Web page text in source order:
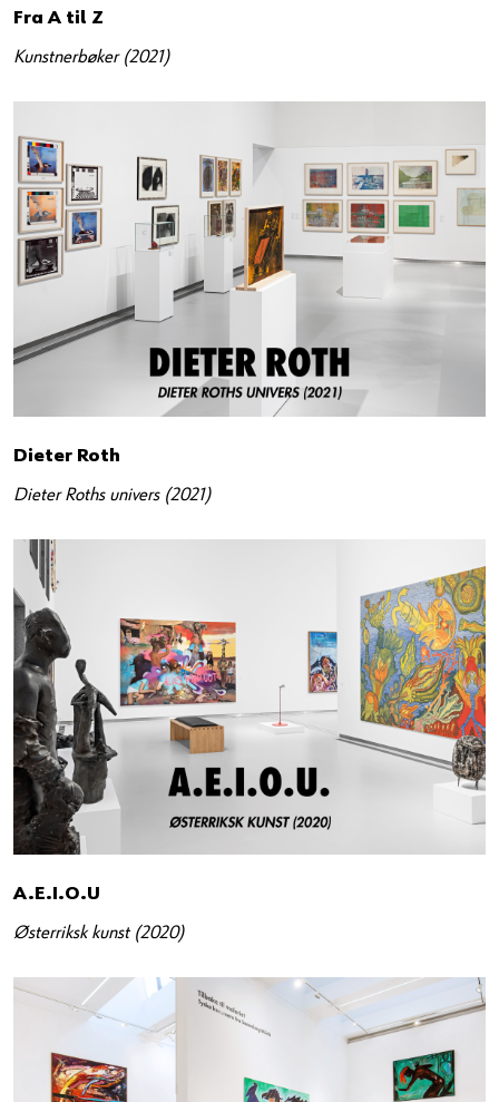
Fra A til Z
Kunstnerbøker (2021)
Dieter Roth
Dieter Roths univers (2021)
A.E.I.O.U
Østerriksk kunst (2020)